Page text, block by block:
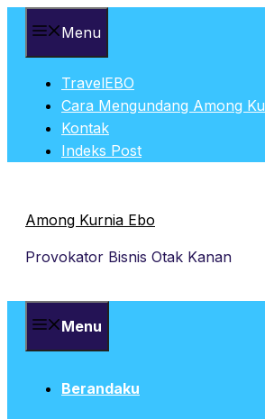
content
Menu
TravelEBO
Cara Mengundang Among
Kontak
Indeks Post
Among Kurnia Ebo
Provokator Bisnis Otak Kanan
Menu
Berandaku